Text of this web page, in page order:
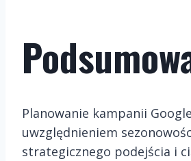
Planowanie kampanii
uwzględnieniem
strategicznego podejścia i